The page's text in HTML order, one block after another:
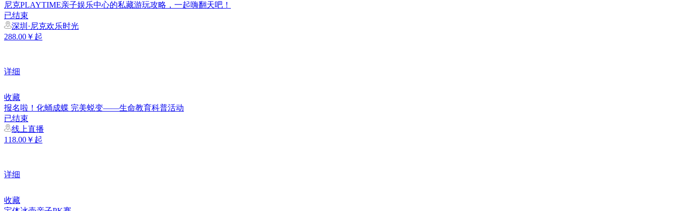
尼克PLAYTIME亲子娱乐中心的私藏游玩攻略，一起嗨翻天吧！
已结束
深圳·尼克欢乐时光
288.00￥起
详细
收藏
报名啦！化蛹成蝶 完美蜕变——生命教育科普活动
已结束
线上直播
118.00￥起
详细
收藏